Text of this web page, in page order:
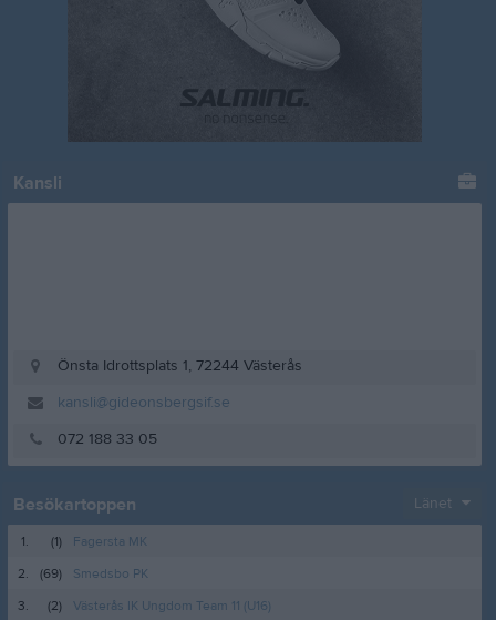
Kansli
Önsta Idrottsplats 1, 72244 Västerås
kansli@gideonsbergsif.se
072 188 33 05
Besökartoppen Länet
1. (1)
Fagersta MK
2.
(69)
Smedsbo PK
3.
(2) Västerås IK Ungdom Team 11 (U16)